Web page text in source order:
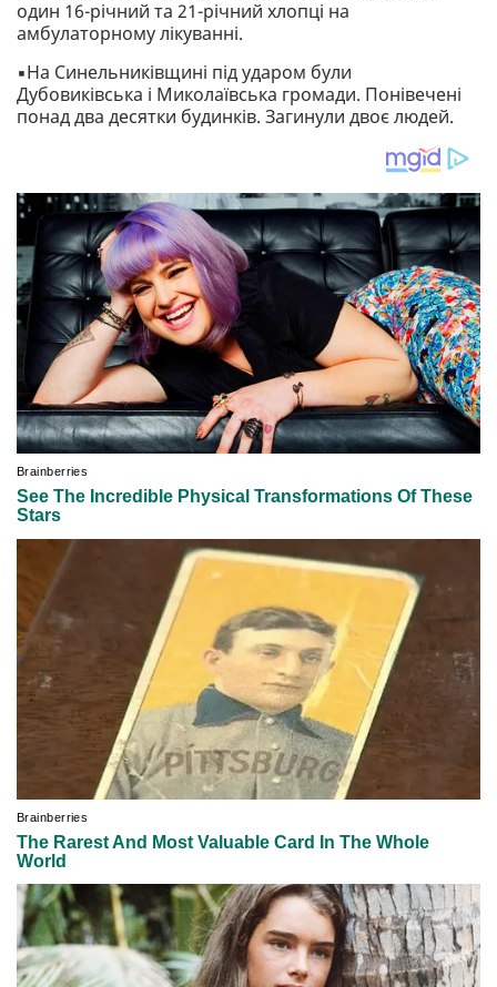
один 16-річний та 21-річний хлопці на
амбулаторному лікуванні.
▪️На Синельниківщині під ударом були
Дубовиківська і Миколаївська громади. Понівечені
понад два десятки будинків. Загинули двоє людей.